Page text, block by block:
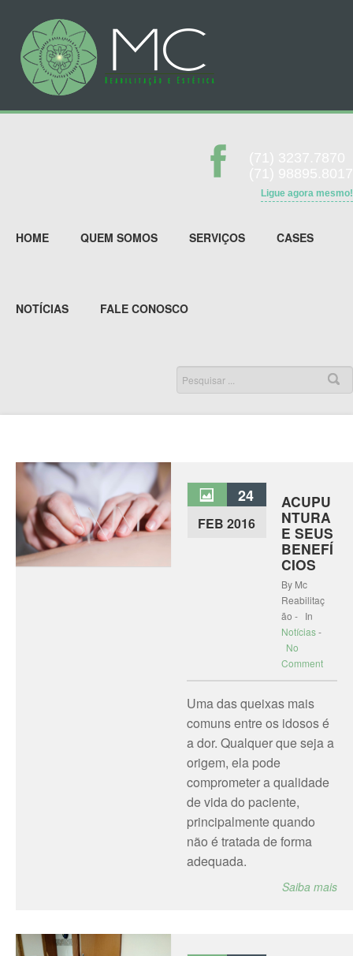
Ligue agora mesmo!
HOME QUEM SOMOS SERVIÇOS CASES
NOTÍCIAS FALE CONOSCO
24
FEB 2016
ACUPU
NTURA
E SEUS
BENEFÍ
CIOS
By Mc
Reabilitaç
ão - In
Notícias-
No
Comment
Uma das queixas mais
comuns entre os idosos é
a dor. Qualquer que seja a
origem, ela pode
comprometer a qualidade
de vida do paciente,
principalmente quando
não é tratada de forma
adequada.
Saiba mais